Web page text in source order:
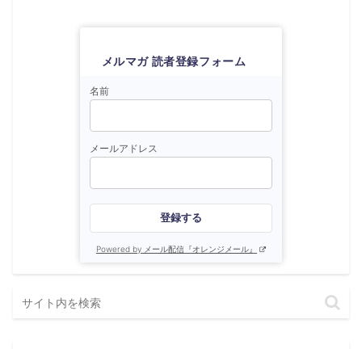
メルマガ 読者登録フォーム
名前
メールアドレス
登録する
Powered by メール配信『オレンジメール』